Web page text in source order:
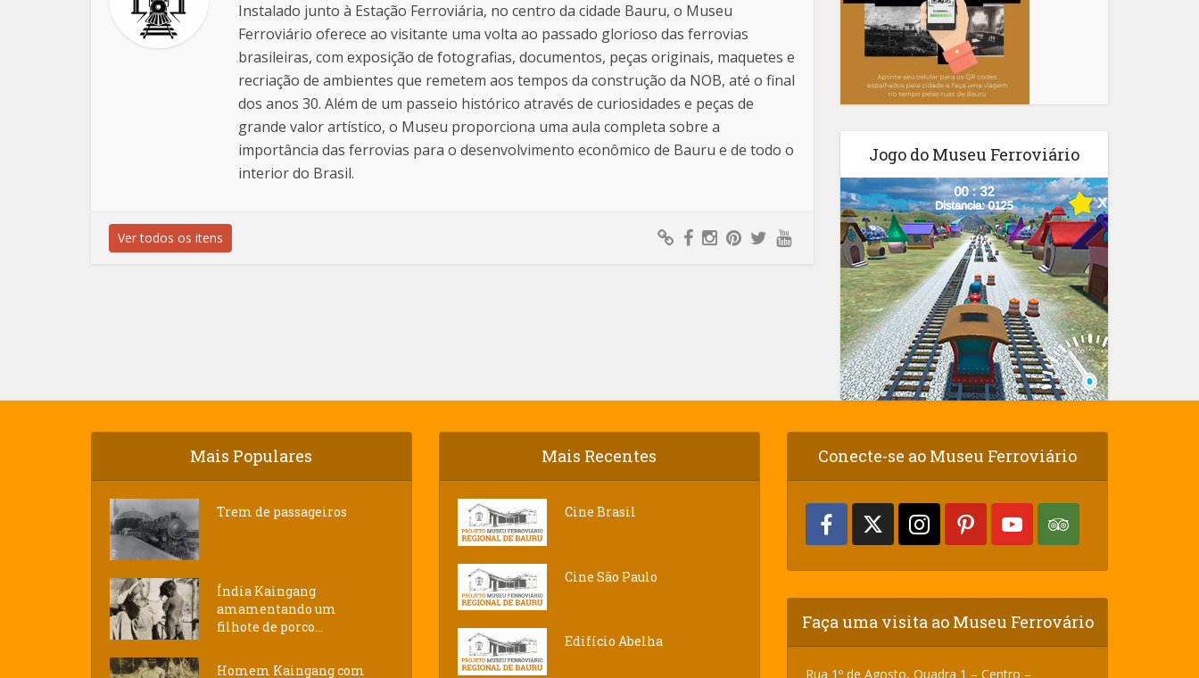
Instalado junto à Estação Ferroviária, no centro da cidade Bauru, o Museu
Ferroviário oferece ao visitante uma volta ao passado glorioso das ferrovias
brasileiras, com exposição de fotografias, documentos, peças originais, maquetes e
recriação de ambientes que remetem aos tempos da construção da NOB, até o final
dos anos 30. Além de um passeio histórico através de curiosidades e peças de
grande valor artístico, o Museu proporciona uma aula completa sobre a
importância das ferrovias para o desenvolvimento econômico de Bauru e de todo o
interior do Brasil.
Ver todos os itens
Jogo do Museu Ferroviário
Mais Populares
Trem de passageiros
Índia Kaingang
amamentando um
filhote de porco...
Homem Kaingang com
Mais Recentes
Cine Brasil
Cine São Paulo
Edifício Abelha
Conecte-se ao Museu Ferroviário
Faça uma visita ao Museu Ferrovário
Rua 1º de Agosto, Quadra 1 – Centro –